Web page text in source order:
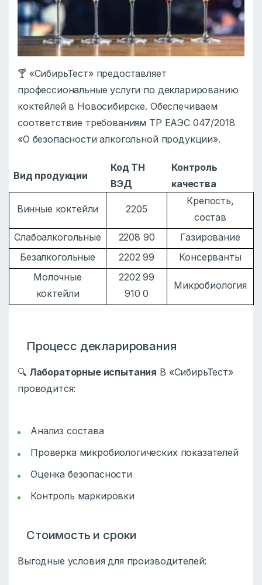
🍸 «СибирьТест» предоставляет
профессиональные услуги по декларированию
коктейлей в Новосибирске. Обеспечиваем
соответствие требованиям ТР ЕАЭС 047/2018
«О безопасности алкогольной продукции».
Вид продукции
Код ТН
ВЭД
Контроль
качества
Винные коктейли 2205
Крепость,
состав
Слабоалкогольные
2208 90
Газирование
Безалкогольные
2202 99
Консерванты
Молочные
коктейли
2202 99
910 0
Микробиология
Процесс декларирования
🔍 Лабораторные испытания В «СибирьТест»
проводится:
Анализ состава
Проверка микробиологических показателей
Оценка безопасности
Контроль маркировки
Стоимость и сроки
Выгодные условия для производителей: